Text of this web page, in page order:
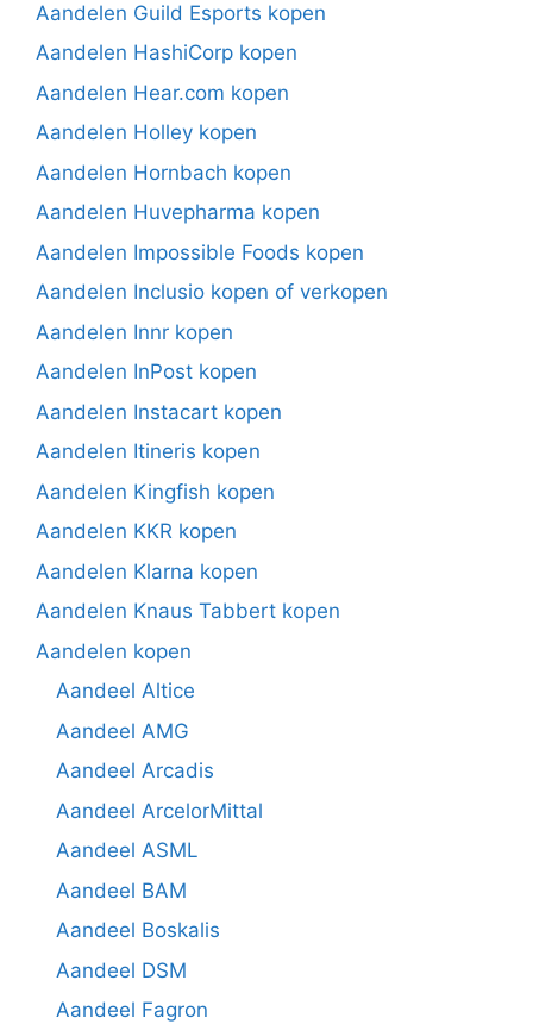
Aandelen Guild Esports kopen
Aandelen HashiCorp kopen
Aandelen Hear.com kopen
Aandelen Holley kopen
Aandelen Hornbach kopen
Aandelen Huvepharma kopen
Aandelen Impossible Foods kopen
Aandelen Inclusio kopen of verkopen
Aandelen Innr kopen
Aandelen InPost kopen
Aandelen Instacart kopen
Aandelen Itineris kopen
Aandelen Kingfish kopen
Aandelen KKR kopen
Aandelen Klarna kopen
Aandelen Knaus Tabbert kopen
Aandelen kopen
Aandeel Altice
Aandeel AMG
Aandeel Arcadis
Aandeel ArcelorMittal
Aandeel ASML
Aandeel BAM
Aandeel Boskalis
Aandeel DSM
Aandeel Fagron